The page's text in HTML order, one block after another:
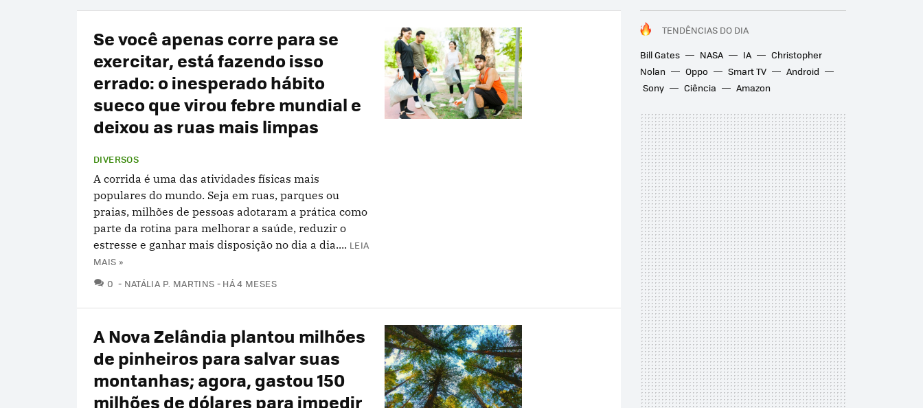
TENDÊNCIAS DO DIA
Bill Gates
NASA IA
Christopher
Nolan
Oppo Smart TV
Android
Sony
Ciência Amazon
Se você apenas corre para se
exercitar, está fazendo isso
errado: o inesperado hábito
sueco que virou febre mundial e
deixou as ruas mais limpas
DIVERSOS
A corrida é uma das atividades físicas mais
populares do mundo. Seja em ruas, parques ou
praias, milhões de pessoas adotaram a prática como
parte da rotina para melhorar a saúde, reduzir o
estresse e ganhar mais disposição no dia a dia.... LEIA
MAIS »
0 COMENTÁRIOS
NATÁLIA P. MARTINS HÁ 4 MESES
A Nova Zelândia plantou milhões
de pinheiros para salvar suas
montanhas; agora, gastou 150
milhões de dólares para impedir